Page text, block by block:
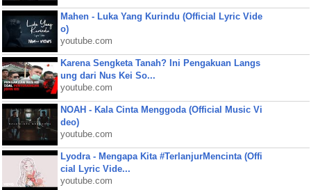
Mahen - Luka Yang Kurindu (Official Lyric Vide
o)
youtube.com
Karena Sengketa Tanah? Ini Pengakuan Langs
ung dari Nus Kei So...
youtube.com
NOAH - Kala Cinta Menggoda (Official Music Vi
deo)
youtube.com
Lyodra - Mengapa Kita #TerlanjurMencinta (Offi
cial Lyric Vide...
youtube.com